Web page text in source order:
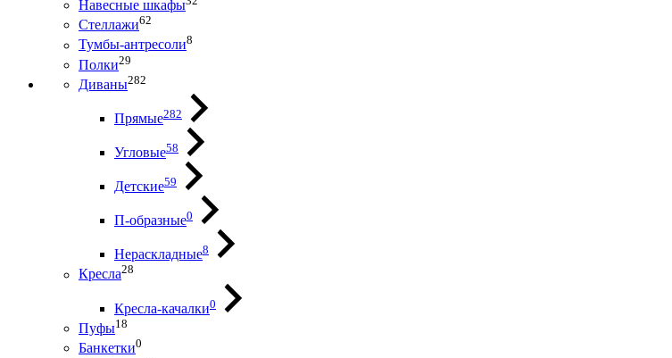
Навесные шкафы
Стеллажи62
Тумбы-антресоли8
Полки29
Диваны282
Прямые282
Угловые58
Детские59
П-образные0
Нераскладные8
Кресла28
Кресла-качалки0
Пуфы18
Банкетки0